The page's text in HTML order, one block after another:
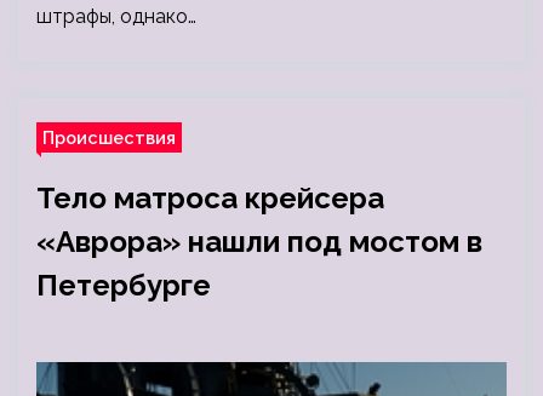
штрафы, однако…
Происшествия
Тело матроса крейсера
«Аврора» нашли под мостом в
Петербурге